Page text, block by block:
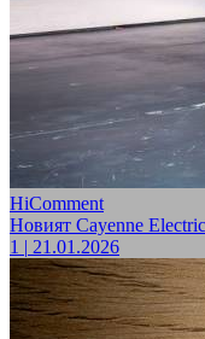
HiComment
Новият Cayenne
1 | 21.01.2026